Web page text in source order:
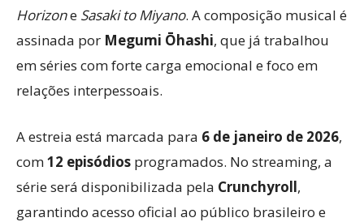
Horizone Sasaki to Miyano. A composição musical é
assinada por Megumi Ōhashi, que já trabalhou
em séries com forte carga emocional e foco em
relações interpessoais.
A estreia está marcada para 6 de janeiro de 2026,
com12 episódios programados. No streaming, a
série será disponibilizada pela Crunchyroll,
garantindo acesso oficial ao público brasileiro e